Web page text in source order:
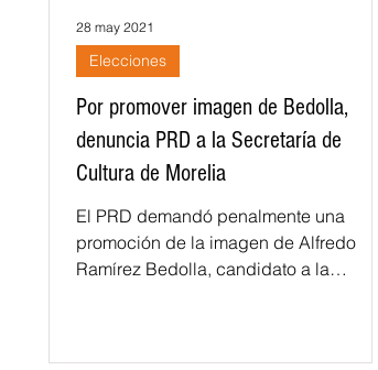
Por promover imagen de Bedolla,
denuncia PRD a la Secretaría de
Cultura de Morelia
El PRD demandó penalmente una
promoción de la imagen de Alfredo
Ramírez Bedolla, candidato a la
Elecciones
28 may 2021